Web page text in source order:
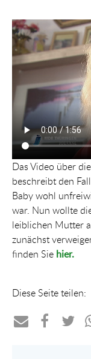
Das Video über
beschreibt den
Baby wohl
war. Nun wollte
leiblichen Mutter
zunächst
finden Sie hier.
Diese Seite teilen: